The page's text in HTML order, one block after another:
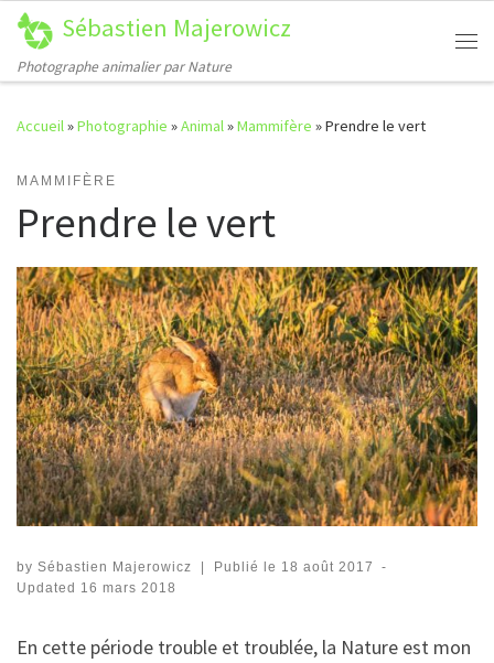
Passer au contenu
Sébastien Majerowicz
Photographe animalier par Nature
Accueil»Photographie »Animal»Mammifère »Prendre le vert
MAMMIFÈRE
Prendre le vert
by Sébastien Majerowicz Publié le 18 août 2017
-
Updated 16 mars 2018
En cette période trouble et troublée, la Nature est mon